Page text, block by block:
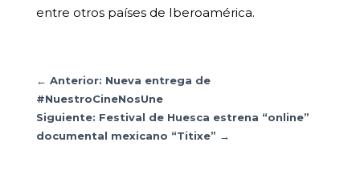
entre otros países de Iberoamérica.
← Anterior: Nueva entrega de
#NuestroCineNosUne
Siguiente: Festival de Huesca estrena “online”
documental mexicano “Titixe” →